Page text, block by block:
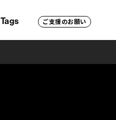
Tags ご支援のお願い